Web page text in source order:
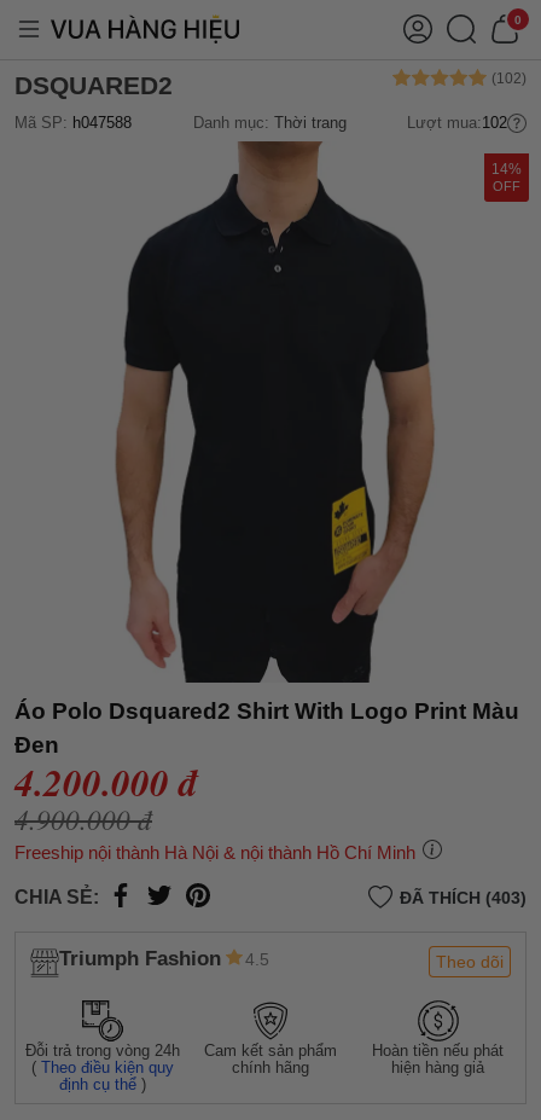
0
DSQUARED2
Mã SP: h047588 Danh mục: Thời trang Lượt mua:102
14%
OFF
Áo Polo Dsquared2 Shirt With Logo Print Màu
Đen
4.200.000 đ
4.900.000 đ
Freeship nội thành Hà Nội & nội thành Hồ Chí Minh
CHIA SẺ: ĐÃ THÍCH (403)
Triumph Fashion 4.5 Theo dõi
Đỗi trả trong vòng 24h
(Theo điều kiện quy
định cụ thể )
Cam kết sản phẩm
chính hãng
Hoàn tiền nếu phát
hiện hàng giả